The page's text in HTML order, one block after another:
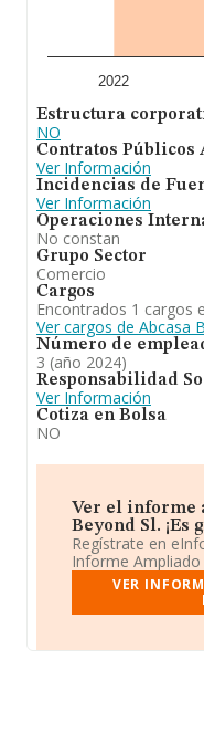
adicional de interés,
empresas es de 4.
En definitiva,
Abcasa
comercial.
y al detalle de ropa
zapatillas, bisutería,
posicionado más
al 2023.
2022
Estructura
NO
Contratos Públicos
Ver Información
Incidencias de
Ver Información
Operaciones
No constan
Grupo Sector
Comercio
Cargos
Encontrados 1 cargos
Ver cargos de Abcasa
Número de
3 (año 2024)
Responsabilidad
Ver Información
Cotiza en Bolsa
NO
Ver el informe
Beyond Sl. ¡Es
Regístrate en
Informe
VER